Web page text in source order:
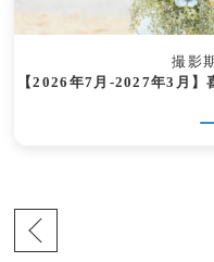
撮影
【2026年7月-2027年3月